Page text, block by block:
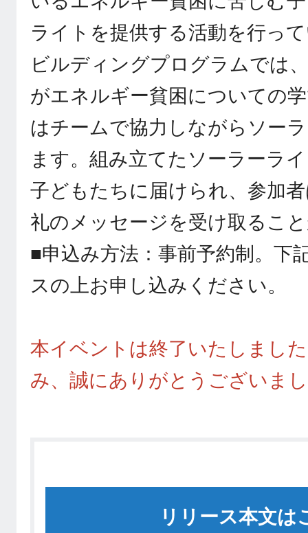
ライトを提供する活動を行っ
ビルディングプログラムでは
がエネルギー貧困についての
はチームで協力しながらソー
ます。組み立てたソーラーラ
子どもたちに届けられ、参加
礼のメッセージを受け取るこ
■申込み方法：事前予約制。下
スの上お申し込みください。
本イベントは終了いたしまし
み、誠にありがとうございま
リリース本文は